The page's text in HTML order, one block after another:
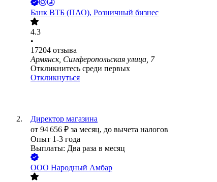
Банк ВТБ (ПАО), Розничный бизнес
4.3
•
17204 отзыва
Армянск, Симферопольская улица, 7
Откликнитесь среди первых
Откликнуться
Директор магазина
от 94 656 ₽ за месяц, до вычета налогов
Опыт 1-3 года
Выплаты: Два раза в месяц
ООО Народный Амбар